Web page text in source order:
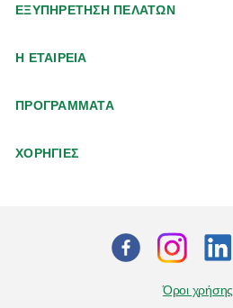
ΕΞΥΠΗΡΕΤΗΣΗ ΠΕΛΑΤΩΝ
Η ΕΤΑΙΡΕΙΑ
ΠΡΟΓΡΑΜΜΑΤΑ
ΧΟΡΗΓΙΕΣ
Όροι χρήσης